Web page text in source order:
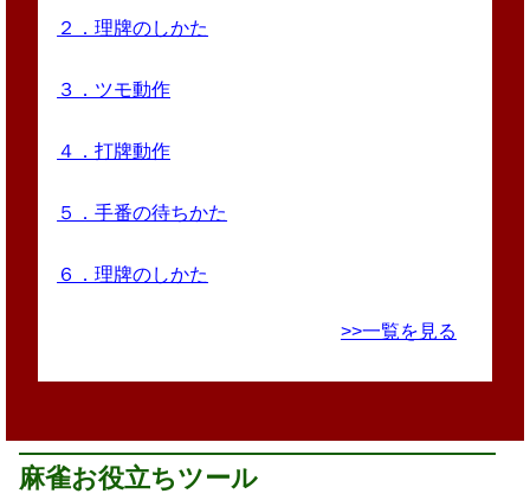
２．理牌のしかた
３．ツモ動作
４．打牌動作
５．手番の待ちかた
６．理牌のしかた
>>一覧を見る
麻雀お役立ちツール